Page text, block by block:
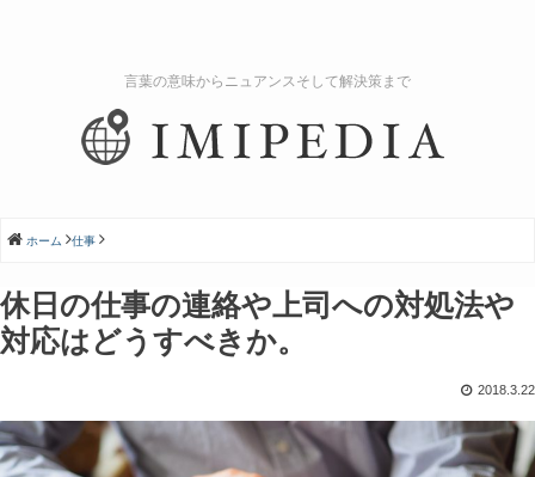
言葉の意味からニュアンスそして解決策まで
ホーム 仕事
休日の仕事の連絡や上司への対処法や
対応はどうすべきか。
2018.3.22